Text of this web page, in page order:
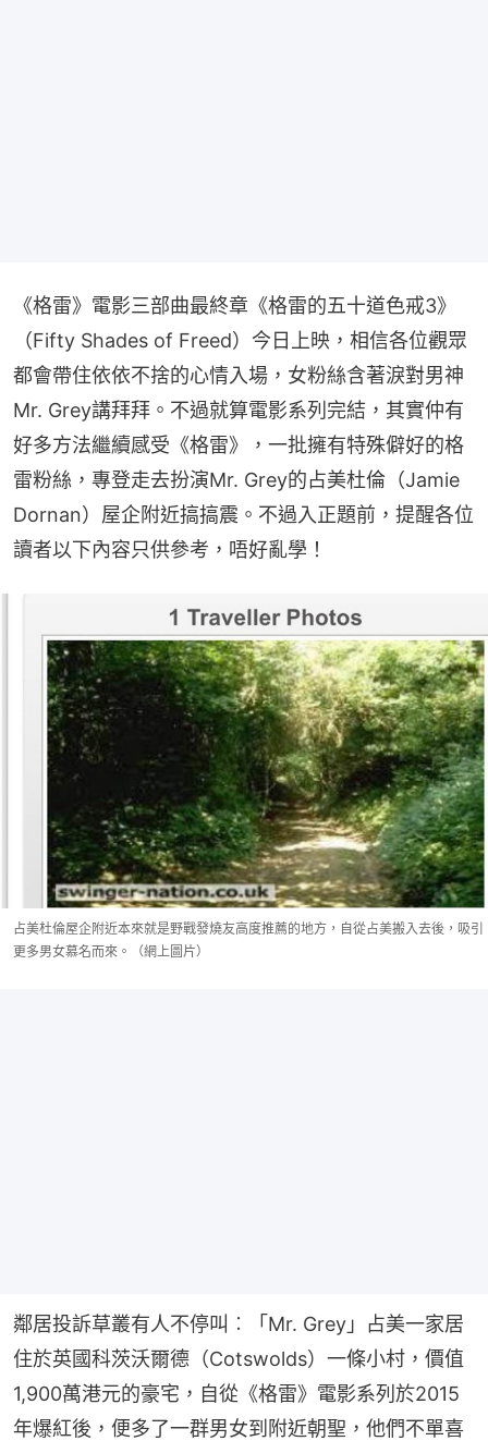
《格雷》電影三部曲最終章《格雷的五十道色戒3》
（Fifty Shades of Freed）今日上映，相信各位觀眾
都會帶住依依不捨的心情入場，女粉絲含著淚對男神
Mr. Grey講拜拜。不過就算電影系列完結，其實仲有
好多方法繼續感受《格雷》，一批擁有特殊僻好的格
雷粉絲，專登走去扮演Mr. Grey的占美杜倫（Jamie
Dornan）屋企附近搞搞震。不過入正題前，提醒各位
讀者以下內容只供參考，唔好亂學！
占美杜倫屋企附近本來就是野戰發燒友高度推薦的地方，自從占美搬入去後，吸引
更多男女慕名而來。（網上圖片）
鄰居投訴草叢有人不停叫︰「Mr. Grey」占美一家居
住於英國科茨沃爾德（Cotswolds）一條小村，價值
1,900萬港元的豪宅，自從《格雷》電影系列於2015
年爆紅後，便多了一群男女到附近朝聖，他們不單喜